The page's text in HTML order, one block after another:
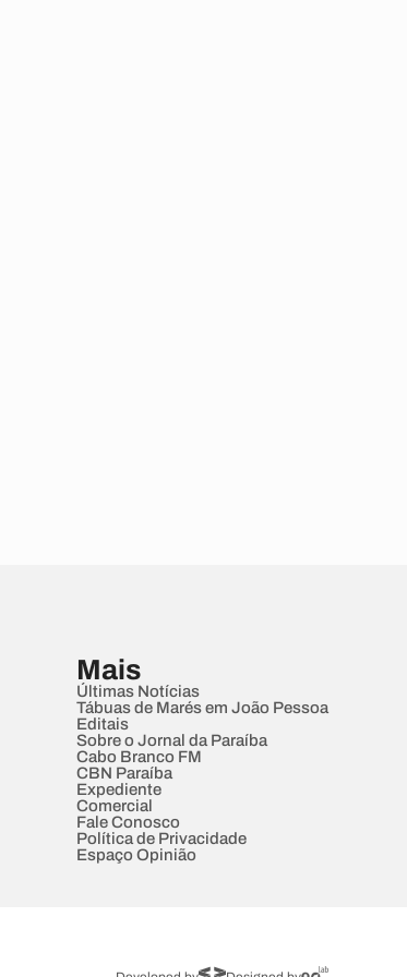
Mais
Últimas Notícias
Tábuas de Marés em João Pessoa
Editais
Sobre o Jornal da Paraíba
Cabo Branco FM
CBN Paraíba
Expediente
Comercial
Fale Conosco
Política de Privacidade
Espaço Opinião